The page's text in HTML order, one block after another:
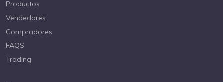
Productos
Vendedores
Compradores
FAQS
Trading